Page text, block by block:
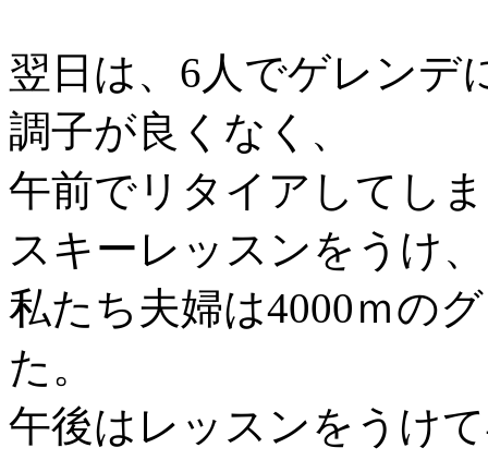
翌日は、6人でゲレンデ
調子が良くなく、
午前でリタイアしてし
スキーレッスンをうけ、
私たち夫婦は4000ｍの
た。
午後はレッスンをうけ